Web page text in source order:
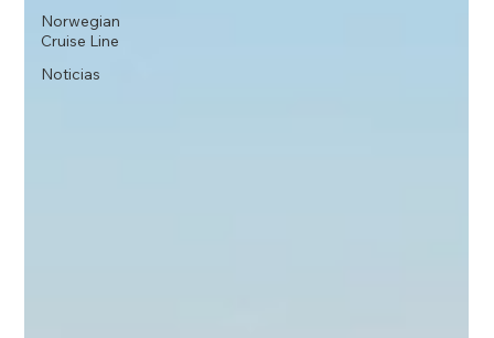
Norwegian
Cruise Line
Noticias